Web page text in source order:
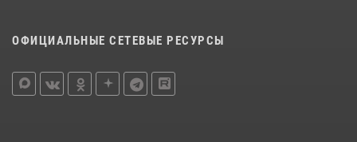
ОФИЦИАЛЬНЫЕ СЕТЕВЫЕ РЕСУРСЫ